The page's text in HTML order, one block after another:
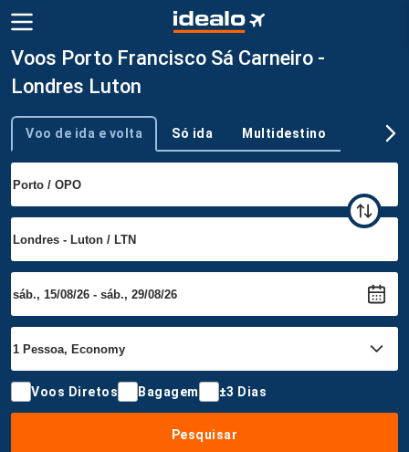
Voos Porto Francisco Sá Carneiro -
Londres Luton
Tipo de viagem
Voo de ida e volta Só ida Multidestino
Voos Diretos Bagagem ±3 Dias
Pesquisar